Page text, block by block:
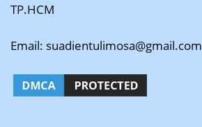
TP.HCM
Email: suadientulimosa@gmail.com